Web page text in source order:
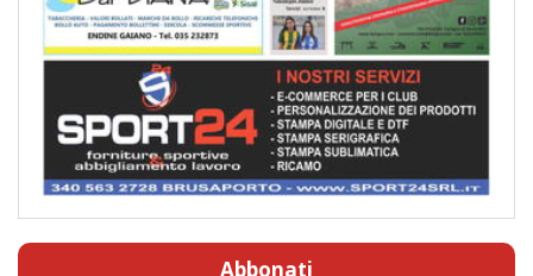
Abbonati